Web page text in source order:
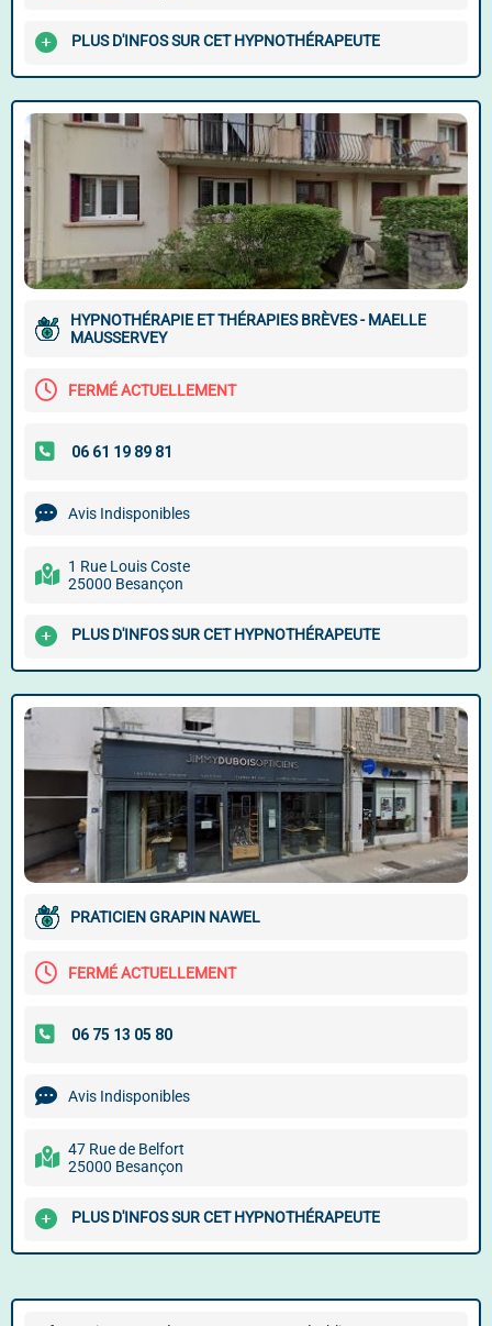
PLUS D'INFOS SUR CET HYPNOTHÉRAPEUTE
HYPNOTHÉRAPIE ET THÉRAPIES BRÈVES - MAELLE
MAUSSERVEY
FERMÉ ACTUELLEMENT
Avis Indisponibles
1 Rue Louis Coste
25000 Besançon
PLUS D'INFOS SUR CET HYPNOTHÉRAPEUTE
PRATICIEN GRAPIN NAWEL
FERMÉ ACTUELLEMENT
Avis Indisponibles
47 Rue de Belfort
25000 Besançon
PLUS D'INFOS SUR CET HYPNOTHÉRAPEUTE